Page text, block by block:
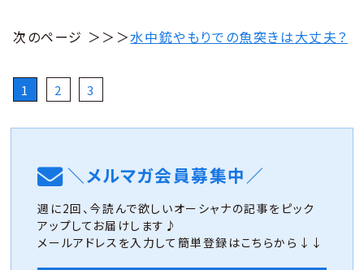
次のページ ＞＞＞水中銃やもりでの魚突きは大丈夫？
1 2 3
＼メルマガ会員募集中／
週に2回、今読んで欲しいオーシャナの記事をピック
アップしてお届けします♪
メールアドレスを入力して簡単登録はこちらから↓↓